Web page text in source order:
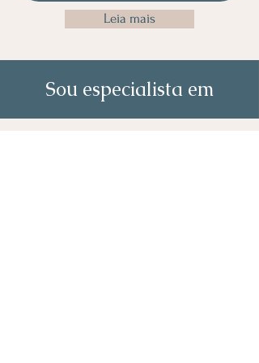
Leia mais
Sou especialista em